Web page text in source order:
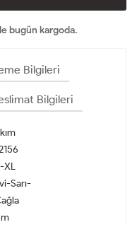
bugün kargoda.
Bilgileri
Bilgileri
XL
Sarı-